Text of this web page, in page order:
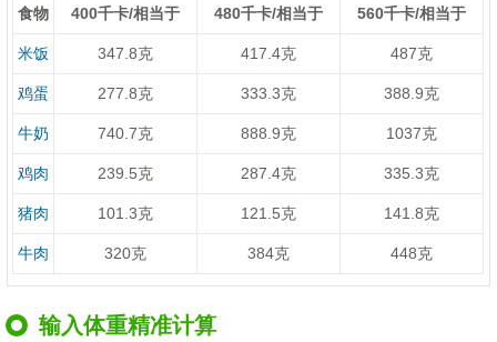
食物 400千卡/相当于 480千卡/相当于 560千卡/相当于
米饭 347.8克 417.4克 487克
鸡蛋 277.8克 333.3克 388.9克
牛奶 740.7克 888.9克 1037克
鸡肉 239.5克 287.4克 335.3克
猪肉 101.3克 121.5克 141.8克
牛肉 320克 384克 448克
输入体重精准计算